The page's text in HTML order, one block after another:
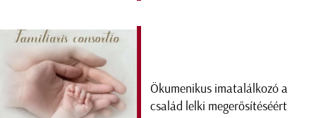
Ökumenikus imatalálkozó a
család lelki megerősítéséért